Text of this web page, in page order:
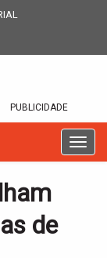
PUBLICIDADE
T
o
de